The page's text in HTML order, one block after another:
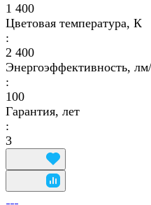
1 400
Цветовая температура, К
:
2 400
Энергоэффективность,
:
100
Гарантия, лет
:
3